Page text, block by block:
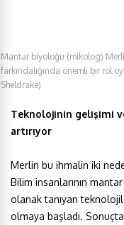
Mantar biyoloğu (mikolog)
farkındalığında önemli bir rol
Sheldrake)
Teknolojinin gelişimi
artırıyor
Merlin bu ihmalin iki
Bilim insanlarının
olanak tanıyan
olmaya başladı.